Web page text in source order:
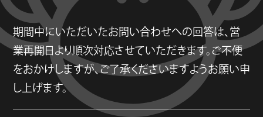
期間中にいただいたお問い合わせへの回答は、営
業再開日より順次対応させていただきます。ご不便
をおかけしますが、ご了承くださいますようお願い申
し上げます。